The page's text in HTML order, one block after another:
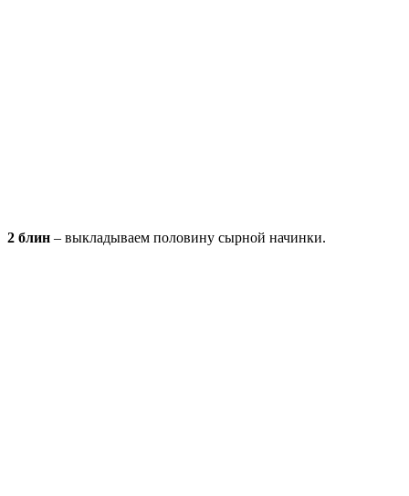
2 блин – выкладываем половину сырной начинки.